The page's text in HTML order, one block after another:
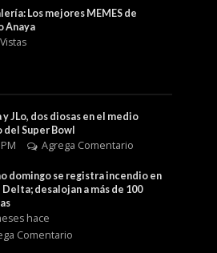
Los mejores MEMES de
Anaya
y JLo, dos diosas en el medio
Super Bowl
Agrega Comentario
domingo se registra incendio en
Delta; desalojan a más de 100
hace
Comentario